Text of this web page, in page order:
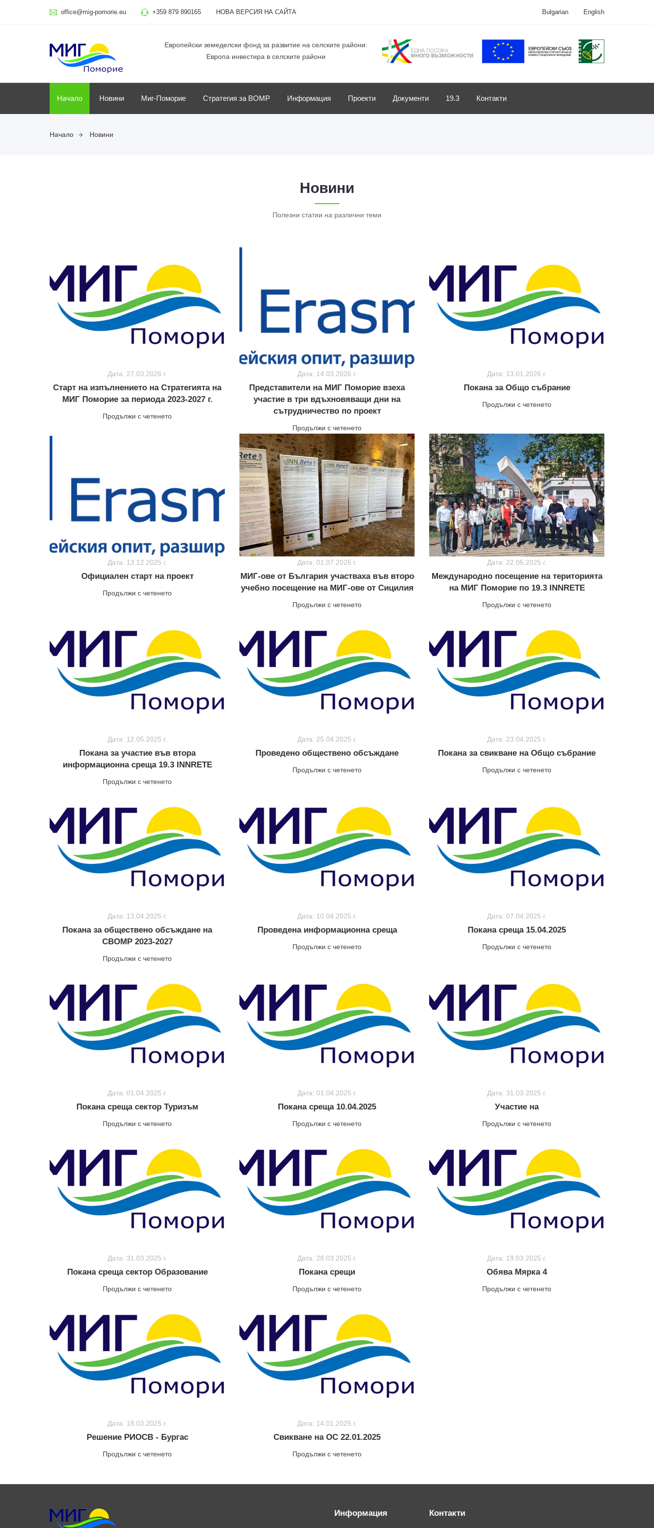
office@mig-pomorie.eu +359 879 890165 НОВА ВЕРСИЯ НА САЙТА Bulgarian English
Европейски земеделски фонд за развитие на селските райони:
Европа инвестира в селските райони
Начало Новини Миг-Поморие Стратегия за ВОМР Информация Проекти Документи 19.3 Контакти
Начало Новини
Новини
Полезни статии на различни теми
Дата: 27.03.2026 г.
Старт на изпълнението на Стратегията на
МИГ Поморие за периода 2023-2027 г.
Продължи с четенето
Дата: 14.03.2026 г.
Представители на МИГ Поморие взеха
участие в три вдъхновяващи дни на
сътрудничество по проект
Продължи с четенето
Дата: 13.01.2026 г.
Покана за Общо събрание
Продължи с четенето
Дата: 13.12.2025 г.
Официален старт на проект
Продължи с четенето
Дата: 01.07.2025 г.
МИГ-ове от България участваха във второ
учебно посещение на МИГ-ове от Сицилия
Продължи с четенето
Дата: 22.05.2025 г.
Международно посещение на територията
на МИГ Поморие по 19.3 INNRETE
Продължи с четенето
Дата: 12.05.2025 г.
Покана за участие във втора
информационна среща 19.3 INNRETE
Продължи с четенето
Дата: 25.04.2025 г.
Проведено обществено обсъждане
Продължи с четенето
Дата: 23.04.2025 г.
Покана за свикване на Общо събрание
Продължи с четенето
Дата: 13.04.2025 г.
Покана за обществено обсъждане на
СВОМР 2023-2027
Продължи с четенето
Дата: 10.04.2025 г.
Проведена информационна среща
Продължи с четенето
Дата: 07.04.2025 г.
Покана среща 15.04.2025
Продължи с четенето
Дата: 01.04.2025 г.
Покана среща сектор Туризъм
Продължи с четенето
Дата: 01.04.2025 г.
Покана среща 10.04.2025
Продължи с четенето
Дата: 31.03.2025 г.
Участие на
Продължи с четенето
Дата: 31.03.2025 г.
Покана среща сектор Образование
Продължи с четенето
Дата: 28.03.2025 г.
Покана срещи
Продължи с четенето
Дата: 19.03.2025 г.
Обява Мярка 4
Продължи с четенето
Дата: 18.03.2025 г.
Решение РИОСВ - Бургас
Продължи с четенето
Дата: 14.01.2025 г.
Свикване на ОС 22.01.2025
Продължи с четенето
Информация Контакти